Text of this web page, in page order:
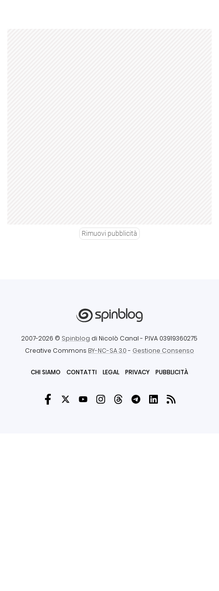
Rimuovi pubblicità
2007-2026 © Spinblog di Nicolò Canal - P.IVA 03919360275
Creative Commons BY-NC-SA 3.0- Gestione Consenso
CHI SIAMO CONTATTI LEGAL PRIVACY PUBBLICITÀ